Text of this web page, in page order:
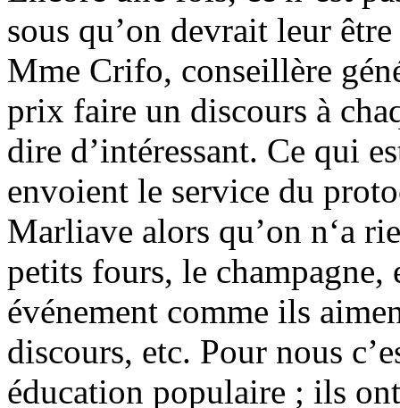
sous qu’on devrait leur
Mme Crifo, conseillère
prix faire un discours à
dire d’intéressant. Ce qui
envoient le service du
Marliave alors qu’on n‘a
petits fours, le
événement comme ils
discours, etc. Pour nous
éducation populaire ; ils